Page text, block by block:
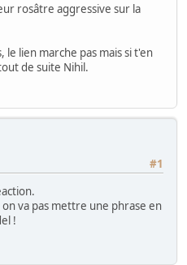
rosâtre aggressive sur la
lien marche pas mais si t'en
de suite Nihil.
#1
va pas mettre une phrase en
!